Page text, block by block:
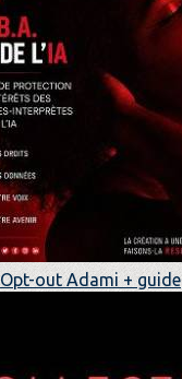
Opt-out Adami + guide